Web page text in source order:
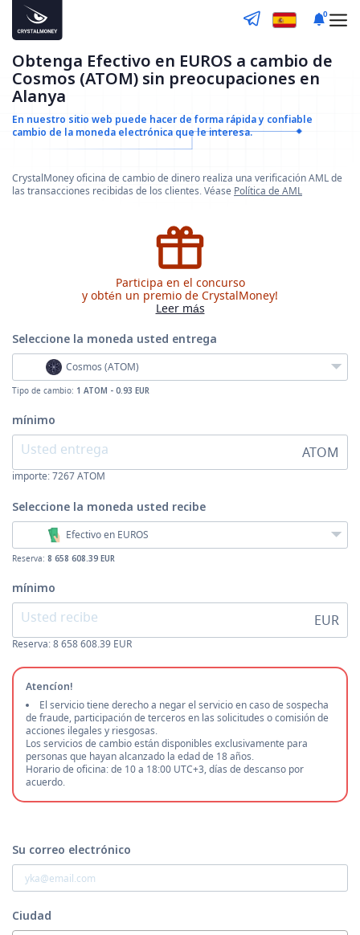
0
Obtenga Efectivo en EUROS a cambio de
Cosmos (ATOM) sin preocupaciones en
Alanya
En nuestro sitio web puede hacer de forma rápida y confiable
cambio de la moneda electrónica que le interesa.
CrystalMoney oficina de cambio de dinero realiza una verificación AML de
las transacciones recibidas de los clientes. Véase Política de AML
Participa en el concurso
y obtén un premio de CrystalMoney!
Leer más
Seleccione la moneda usted entrega
Cosmos (ATOM)
Tipo de cambio: 1 ATOM - 0.93 EUR
mínimo
ATOM
importe:7267ATOM
Seleccione la moneda usted recibe
Efectivo en EUROS
Reserva: 8 658 608.39 EUR
mínimo
EUR
Reserva: 8 658 608.39 EUR
Atencíon!
El servicio tiene derecho a negar el servicio en caso de sospecha
de fraude, participación de terceros en las solicitudes o comisión de
acciones ilegales y riesgosas.
Los servicios de cambio están disponibles exclusivamente para
personas que hayan alcanzado la edad de 18 años.
Horario de oficina: de 10 a 18:00 UTC+3, días de descanso por
acuerdo.
Su correo electrónico
Ciudad